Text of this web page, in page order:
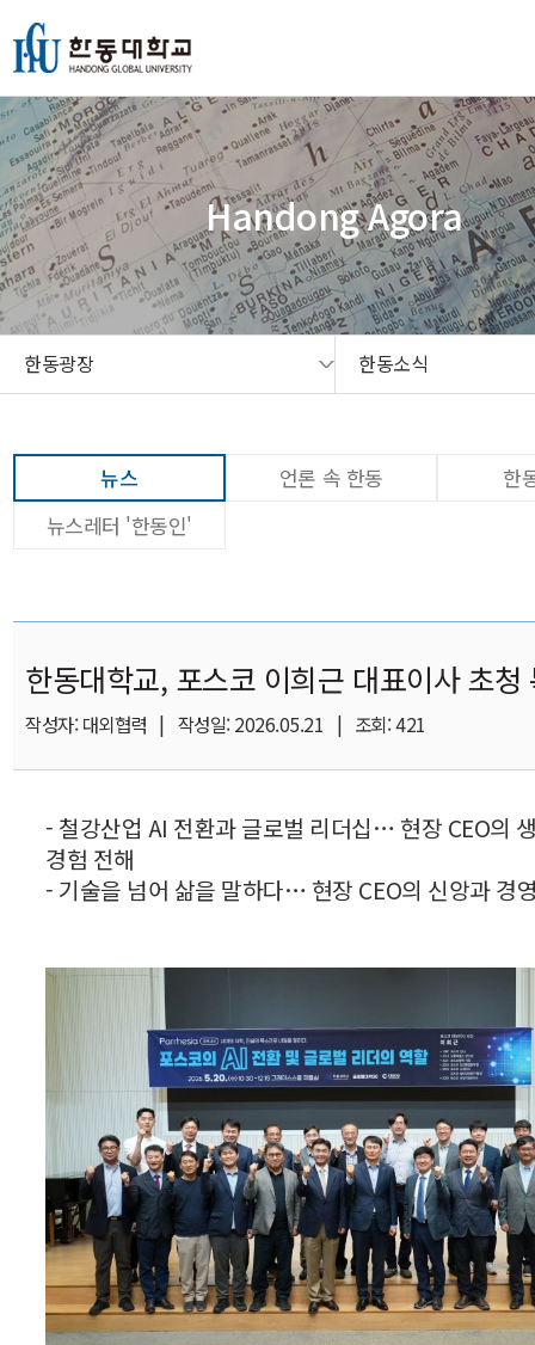
Handong Agora
한동광장 한동소식
뉴스 언론 속 한동
한
뉴스레터 '한동인'
한동대학교, 포스코 이희근 대표이사 초청
작성자: 대외협력 | 작성일: 2026.05.21 | 조회: 421
- 철강산업 AI 전환과 글로벌 리더십… 현장 CEO의
경험 전해
- 기술을 넘어 삶을 말하다… 현장 CEO의 신앙과 경